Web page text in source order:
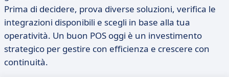
Prima di decidere, prova diverse soluzioni, verifica le
integrazioni disponibili e scegli in base alla tua
operatività. Un buon POS oggi è un investimento
strategico per gestire con efficienza e crescere con
continuità.